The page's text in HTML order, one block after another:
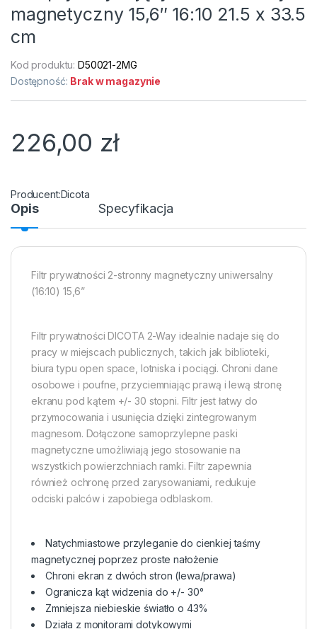
magnetyczny 15,6″ 16:10 21.5 x 33.5
cm
Kod produktu:D50021-2MG
Dostępność: Brak w magazynie
226,00 zł
Dicota
Opis Specyfikacja
Filtr prywatności 2-stronny magnetyczny uniwersalny
(16:10) 15,6”
Filtr prywatności DICOTA 2-Way idealnie nadaje się do
pracy w miejscach publicznych, takich jak biblioteki,
biura typu open space, lotniska i pociągi. Chroni dane
osobowe i poufne, przyciemniając prawą i lewą stronę
ekranu pod kątem +/- 30 stopni. Filtr jest łatwy do
przymocowania i usunięcia dzięki zintegrowanym
magnesom. Dołączone samoprzylepne paski
magnetyczne umożliwiają jego stosowanie na
wszystkich powierzchniach ramki. Filtr zapewnia
również ochronę przed zarysowaniami, redukuje
odciski palców i zapobiega odblaskom.
Natychmiastowe przyleganie do cienkiej taśmy
magnetycznej poprzez proste nałożenie
Chroni ekran z dwóch stron (lewa/prawa)
Ogranicza kąt widzenia do +/- 30°
Zmniejsza niebieskie światło o 43%
Działa z monitorami dotykowymi